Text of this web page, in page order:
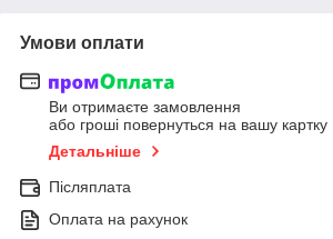
Умови оплати
Ви отримаєте замовлення
або гроші повернуться на вашу картку
Детальніше
Післяплата
Оплата на рахунок